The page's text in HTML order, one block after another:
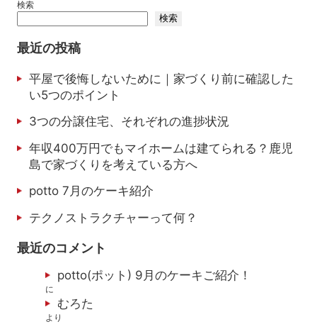
検索
検索
最近の投稿
平屋で後悔しないために｜家づくり前に確認した
い5つのポイント
3つの分譲住宅、それぞれの進捗状況
年収400万円でもマイホームは建てられる？鹿児
島で家づくりを考えている方へ
potto 7月のケーキ紹介
テクノストラクチャーって何？
最近のコメント
potto(ポット) 9月のケーキご紹介！
に
むろた
より